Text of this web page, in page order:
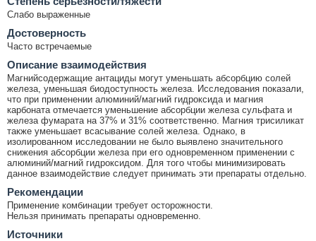
Слабо выраженные
Достоверность
Часто встречаемые
Описание взаимодействия
Магнийсодержащие антациды могут уменьшать абсорбцию солей
железа, уменьшая биодоступность железа. Исследования показали,
что при применении алюминий/магний гидроксида и магния
карбоната отмечается уменьшение абсорбции железа сульфата и
железа фумарата на 37% и 31% соответственно. Магния трисиликат
также уменьшает всасывание солей железа. Однако, в
изолированном исследовании не было выявлено значительного
снижения абсорбции железа при его одновременном применении с
алюминий/магний гидроксидом. Для того чтобы минимизировать
данное взаимодействие следует принимать эти препараты отдельно.
Рекомендации
Применение комбинации требует осторожности.
Нельзя принимать препараты одновременно.
Источники